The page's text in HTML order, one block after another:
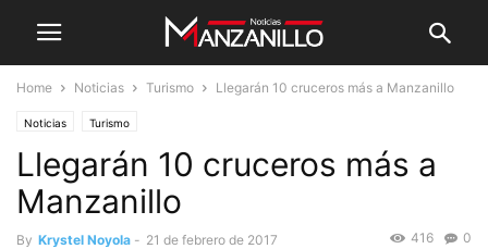
Home Noticias Turismo Llegarán 10 cruceros más a Manzanillo
Noticias Turismo
Llegarán 10 cruceros más a
Manzanillo
By Krystel Noyola - 21 de febrero de 2017 0
416